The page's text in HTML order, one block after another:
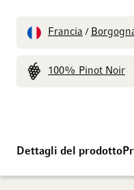
Francia /
100% Pinot Noir
Dettagli del prodotto